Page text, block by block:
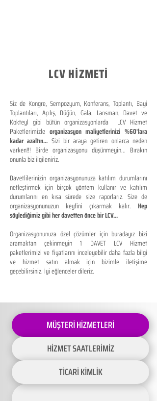
LCV HİZMETİ
Siz de Kongre, Sempozyum, Konferans, Toplantı, Bayi
Toplantıları, Açılış, Düğün, Gala, Lansman, Davet ve
Kokteyl gibi bütün organizasyonlarda LCV Hizmet
Paketlerimizle organizasyon maliyetlerinizi %60'lara
kadar azaltın... Sizi bir araya getiren onlarca neden
varken!!! Birde organizasyonu düşünmeyin... Bırakın
onunla biz ilgileniriz.
Davetlilerinizin organizasyonunuza katılım durumlarını
netleştirmek için birçok yöntem kullanır ve katılım
durumlarını en kısa sürede size raporlarız. Size de
organizasyonunuzun keyfini çıkarmak kalır. Hep
söylediğimiz gibi her davetten önce bir LCV...
Organizasyonunuza özel çözümler için buradayız bizi
aramaktan çekinmeyin 1 DAVET LCV Hizmet
paketlerimizi ve fiyatlarını inceleyebilir daha fazla bilgi
ve hizmet satın almak için bizimle iletişime
geçebilirsiniz. İyi eğlenceler dileriz.
MÜŞTERİ HİZMETLERİ
HİZMET SAATLERİMİZ
TİCARİ KİMLİK